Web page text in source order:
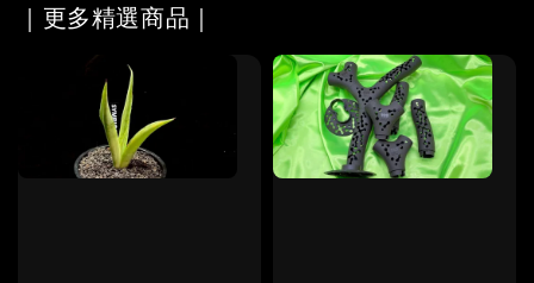
｜更多精選商品｜